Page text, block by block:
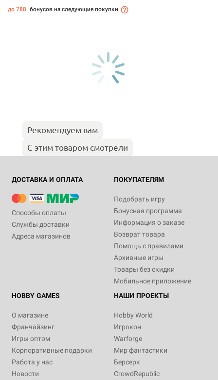
до 788 бонусов на следующие покупки
Рекомендуем вам
С этим товаром смотрели
ДОСТАВКА И ОПЛАТА
Способы оплаты
Службы доставки
Адреса магазинов
ПОКУПАТЕЛЯМ
Подобрать игру
Бонусная программа
Информация о заказе
Возврат товара
Помощь с правилами
Архивные игры
Товары без скидки
Мобильное приложение
HOBBY GAMES
О магазине
Франчайзинг
Игры оптом
Корпоративные подарки
Работа у нас
Новости
НАШИ ПРОЕКТЫ
Hobby World
Игрокон
Warforge
Мир фантастики
Берсерк
CrowdRepublic